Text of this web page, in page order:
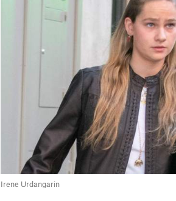
Irene Urdangarin